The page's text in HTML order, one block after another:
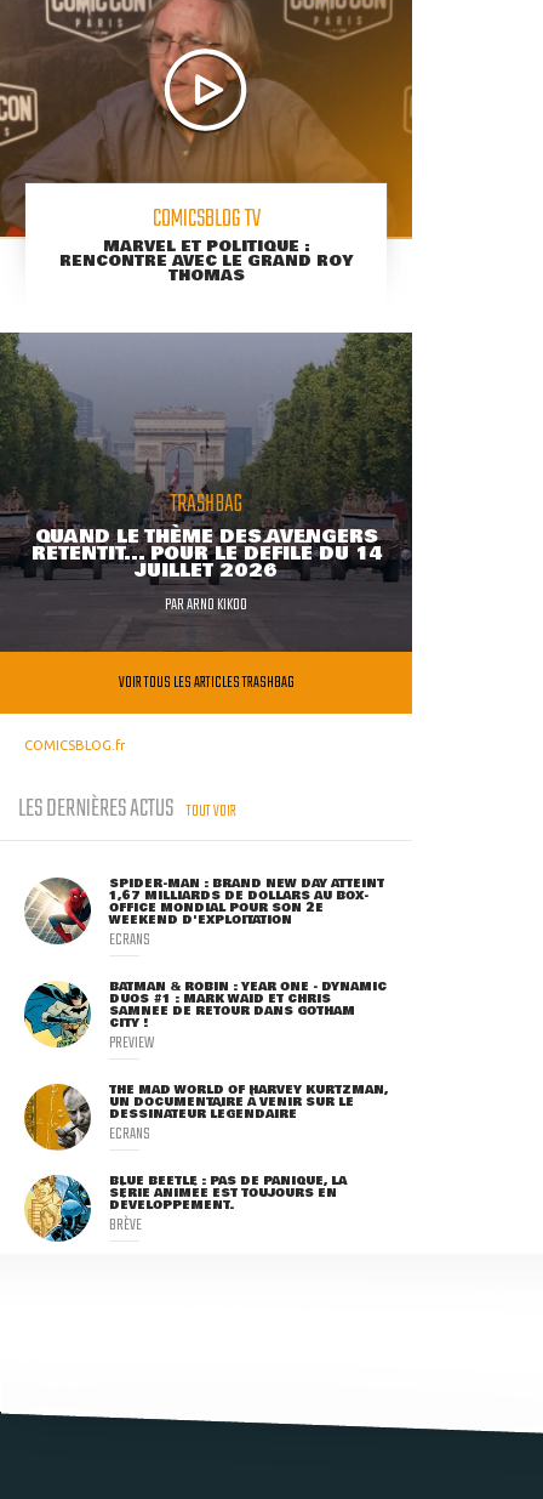
COMICSBLOG TV
MARVEL ET POLITIQUE :
RENCONTRE AVEC LE GRAND ROY
THOMAS
TRASHBAG
QUAND LE THÈME DES AVENGERS
RETENTIT... POUR LE DÉFILÉ DU 14
JUILLET 2026
PARARNO KIKOO
VOIR TOUS LES ARTICLES TRASHBAG
COMICSBLOG.fr
LES DERNIÈRES ACTUS TOUT VOIR
SPIDER-MAN : BRAND NEW DAY ATTEINT
1,67 MILLIARDS DE DOLLARS AU BOX-
OFFICE MONDIAL POUR SON 2E
WEEKEND D'EXPLOITATION
ECRANS
BATMAN & ROBIN : YEAR ONE - DYNAMIC
DUOS #1 : MARK WAID ET CHRIS
SAMNEE DE RETOUR DANS GOTHAM
CITY !
PREVIEW
THE MAD WORLD OF HARVEY KURTZMAN,
UN DOCUMENTAIRE À VENIR SUR LE
DESSINATEUR LÉGENDAIRE
ECRANS
BLUE BEETLE : PAS DE PANIQUE, LA
SÉRIE ANIMÉE EST TOUJOURS EN
DÉVELOPPEMENT.
BRÈVE